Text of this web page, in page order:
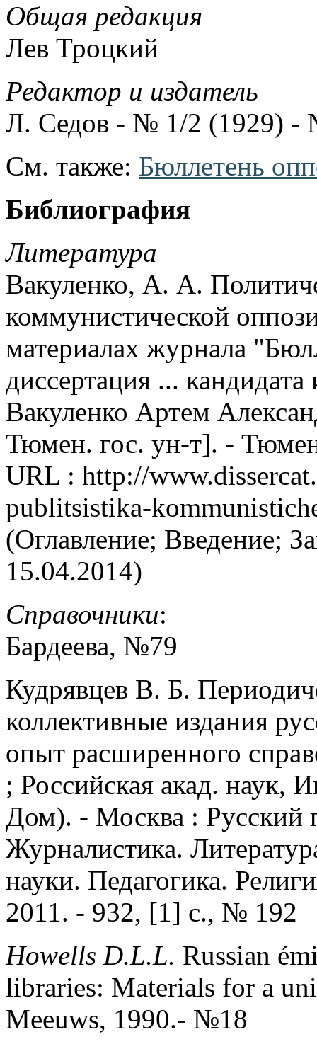
Общая редакция
Лев Троцкий
Редактор и издатель
Л. Седов - № 1/2 (1929) -
См. также: Бюллетень
Библиография
Литература
Вакуленко, А. А.
коммунистической
материалах журнала
диссертация ...
Вакуленко Артем
Тюмен. гос. ун-т]. -
URL : http://
publitsistika-
(Оглавление; Введение;
15.04.2014)
Справочники:
Бардеева, №79
Кудрявцев В. Б.
коллективные издания
опыт расширенного
; Российская акад. наук,
Дом). - Москва : Русский
Журналистика.
науки. Педагогика.
2011. - 932, [1] с., № 192
Howells D.L.L. Russian
libraries: Materials for a
Meeuws, 1990.- №18